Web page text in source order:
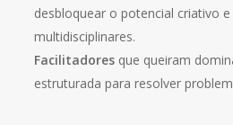
desbloquear o potencial criativo
multidisciplinares.
Facilitadores que queiram
estruturada para resolver